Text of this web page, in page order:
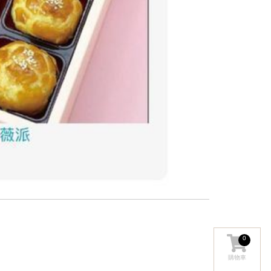
購物車
0